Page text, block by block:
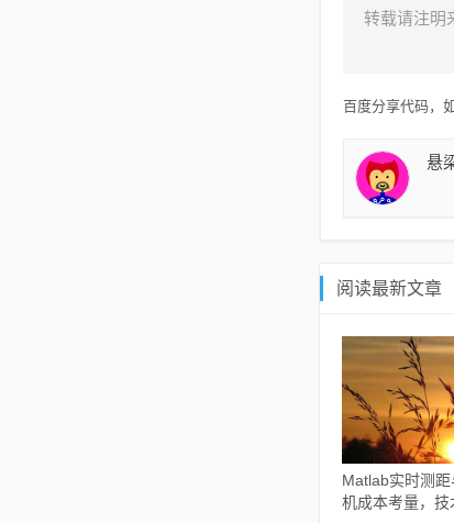
转载请注明
百度分享代码，
悬
阅读最新文章
Matlab实时测
机成本考量，技